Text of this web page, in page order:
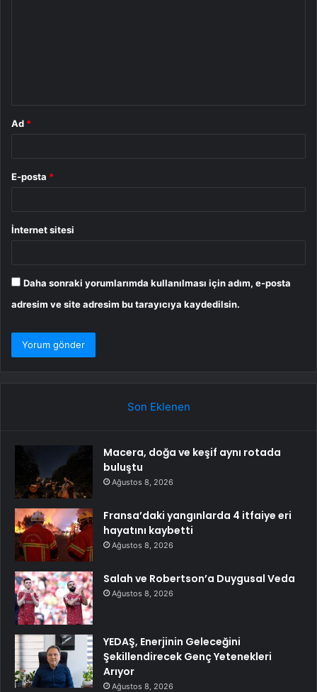
Ad *
E-posta *
İnternet sitesi
Daha sonraki yorumlarımda kullanılması için adım, e-posta
adresim ve site adresim bu tarayıcıya kaydedilsin.
Son Eklenen
Macera, doğa ve keşif aynı rotada
buluştu
Ağustos 8, 2026
Fransa’daki yangınlarda 4 itfaiye eri
hayatını kaybetti
Ağustos 8, 2026
Salah ve Robertson’a Duygusal Veda
Ağustos 8, 2026
YEDAŞ, Enerjinin Geleceğini
Şekillendirecek Genç Yetenekleri
Arıyor
Ağustos 8, 2026